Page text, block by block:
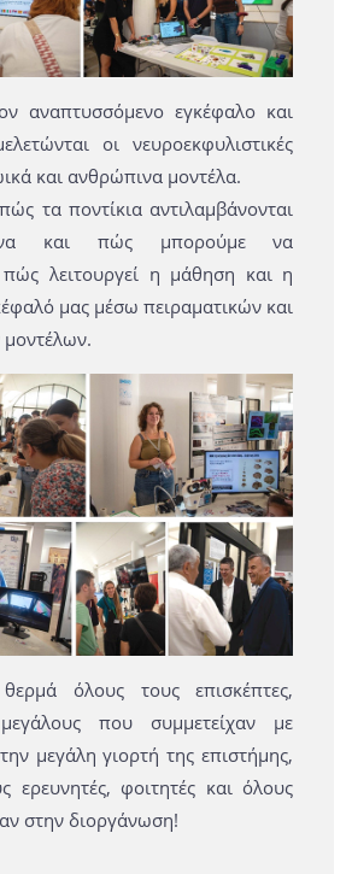
αναπτυσσόμενο εγκέφαλο και
οι νευροεκφυλιστικές
και ανθρώπινα μοντέλα.
τα ποντίκια αντιλαμβάνονται
και πώς μπορούμε να
λειτουργεί η μάθηση και η
μας μέσω πειραματικών και
μοντέλων.
θερμά όλους τους επισκέπτες,
που συμμετείχαν με
μεγάλη γιορτή της επιστήμης,
ερευνητές, φοιτητές και όλους
στην διοργάνωση!